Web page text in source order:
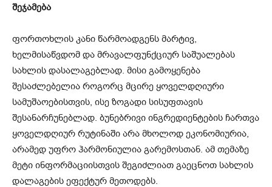
შეჯამება
ფორთოხლის კანი წარმოადგენს მარტივ,
ხელმისაწვდომ და მრავალფუნქციურ საშუალებას
სახლის დასალაგებლად. მისი გამოყენება
შესაძლებელია როგორც მცირე ყოველდღიური
სამუშაოებისთვის, ისე ზოგადი სისუფთავის
შესანარჩუნებლად. ბუნებრივი ინგრედიენტების ჩართვა
ყოველდღიურ რუტინაში არა მხოლოდ ეკონომიურია,
არამედ უფრო ჰარმონიულია გარემოსთან. ამ თემაზე
მეტი ინფორმაციისთვის შეგიძლიათ გაეცნოთ სახლის
დალაგების ეფექტურ მეთოდებს.